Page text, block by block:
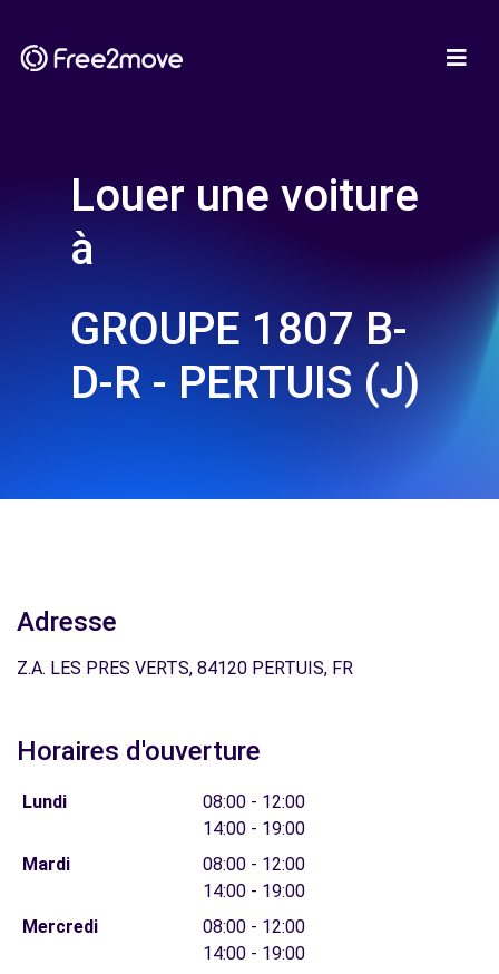
Louer une voiture
à
GROUPE 1807 B-
D-R - PERTUIS (J)
Adresse
Z.A. LES PRES VERTS, 84120 PERTUIS, FR
Horaires d'ouverture
Lundi
08:00 - 12:00
14:00 - 19:00
Mardi
08:00 - 12:00
14:00 - 19:00
Mercredi
08:00 - 12:00
14:00 - 19:00